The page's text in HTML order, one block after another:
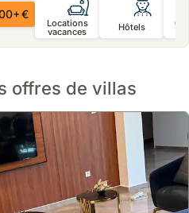
€
Locations
vacances Hôtels
offres de villas